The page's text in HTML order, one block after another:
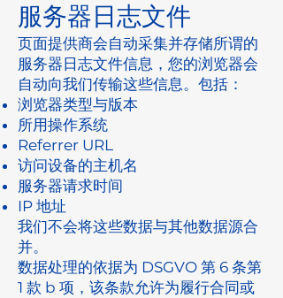
服务器日志文件
页面提供商会自动采集并存储所谓的
服务器日志文件信息，您的浏览器会
自动向我们传输这些信息。包括：
浏览器类型与版本
所用操作系统
Referrer URL
访问设备的主机名
服务器请求时间
IP 地址
我们不会将这些数据与其他数据源合
并。
数据处理的依据为 DSGVO 第 6 条第
1 款 b 项，该条款允许为履行合同或